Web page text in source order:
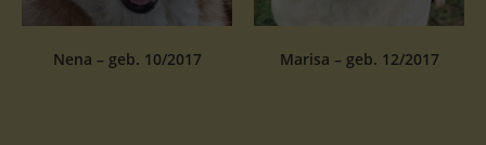
Nena – geb. 10/2017 Marisa – geb. 12/2017